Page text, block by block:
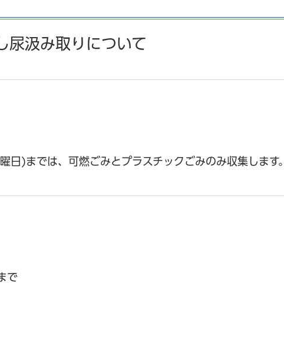
尿汲み取りについて
)までは、可燃ごみとプラスチックごみのみ収集します。
で